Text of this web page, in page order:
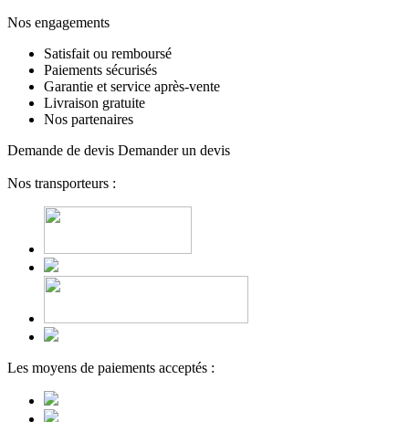
Nos engagements
Satisfait ou remboursé
Paiements sécurisés
Garantie et service après-vente
Livraison gratuite
Nos partenaires
Demande de devis Demander un devis
Nos transporteurs :
Les moyens de paiements acceptés :